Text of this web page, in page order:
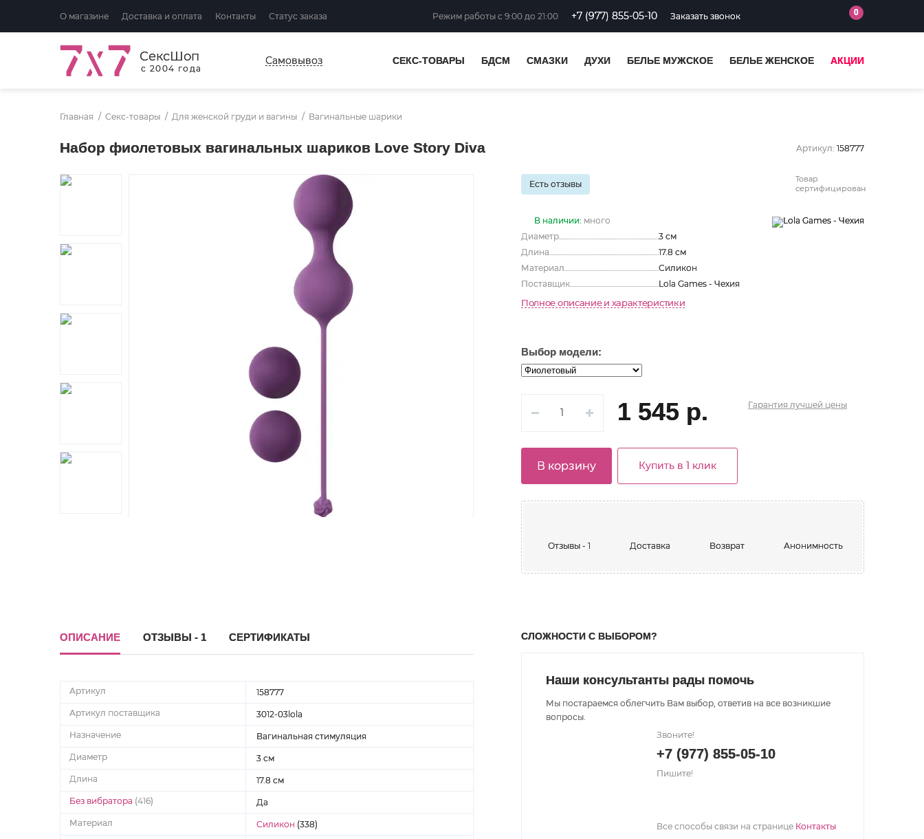
О магазине Доставка и оплата Контакты Статус заказа Режим работы с 9:00 до 21:00 +7 (977) 855-05-10 Заказать звонок 0
СексШоп
с 2004 года
Самовывоз СЕКС-ТОВАРЫ БДСМ СМАЗКИ ДУХИ БЕЛЬЕ МУЖСКОЕ БЕЛЬЕ ЖЕНСКОЕ АКЦИИ
Главная Секс-товары Для женской груди и вагины Вагинальные шарики
Набор фиолетовых вагинальных шариков Love Story Diva Артикул: 158777
Есть отзывы
В наличии: много
Товар
сертифицирован
Диаметр
3 см
Длина
17.8 см
Материал
Силикон
Поставщик
Lola Games - Чехия
Полное описание и характеристики
Выбор модели:
Гарантия лучшей цены
1 545 р.
В корзину Купить в 1 клик
Отзывы - 1 Доставка Возврат Анонимность
ОПИСАНИЕ ОТЗЫВЫ - 1 СЕРТИФИКАТЫ
Артикул
158777
Артикул поставщика
3012-03lola
Назначение
Вагинальная стимуляция
Диаметр
3 см
Длина
17.8 см
Без вибратора (416)
Да
Материал
Силикон (338)
СЛОЖНОСТИ С ВЫБОРОМ?
Наши консультанты рады помочь
Мы постараемся облегчить Вам выбор, ответив на все возникшие
вопросы.
Звоните!
+7 (977) 855-05-10
Пишите!
Все способы связи на странице Контакты